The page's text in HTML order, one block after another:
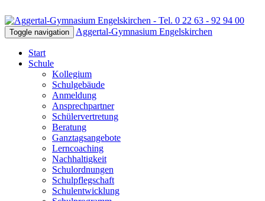
Toggle navigation Aggertal-Gymnasium Engelskirchen
Start
Schule
Kollegium
Schulgebäude
Anmeldung
Ansprechpartner
Schülervertretung
Beratung
Ganztagsangebote
Lerncoaching
Nachhaltigkeit
Schulordnungen
Schulpflegschaft
Schulentwicklung